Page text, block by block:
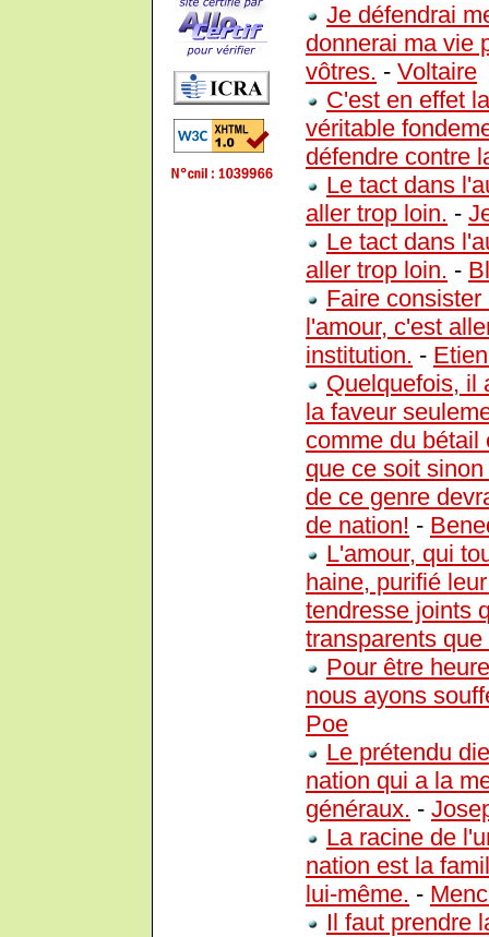
Je défendrai
donnerai ma vie
vôtres. - Voltaire
C'est en effet
véritable
défendre contre
Le tact dans
aller trop loin. -
Le tact dans
aller trop loin. -
Faire
l'amour, c'est
institution. -
Quelquefois, il
la faveur
comme du bétail
que ce soit
de ce genre
de nation! -
L'amour, qui
haine, purifié
tendresse joints
transparents
Pour être
nous ayons
Poe
Le prétendu
nation qui a la
généraux. -
La racine de
nation est la
lui-même. -
Il faut prendre